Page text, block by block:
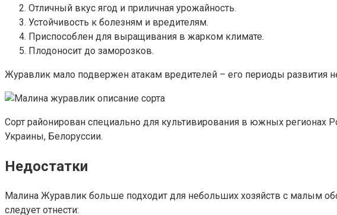
Отличный вкус ягод и приличная урожайность.
Устойчивость к болезням и вредителям.
Приспособлен для выращивания в жарком климате.
Плодоносит до заморозков.
Журавлик мало подвержен атакам вредителей – его периоды развития
Сорт районирован специально для культивирования в южных
Украины, Белоруссии.
Недостатки
Малина Журавлик больше подходит для небольших хозяйств с малым
следует отнести: